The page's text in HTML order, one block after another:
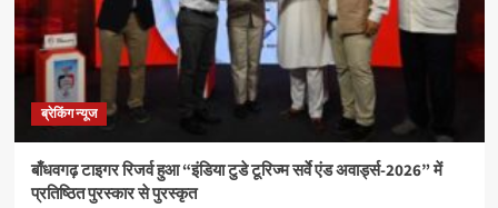
ब्रेकिंग न्यूज
बाँधवगढ़ टाइगर रिजर्व हुआ “इंडिया टुडे टूरिज्म सर्वे एंड अवार्ड्स-2026” में
प्रतिष्ठित पुरस्कार से पुरस्कृत